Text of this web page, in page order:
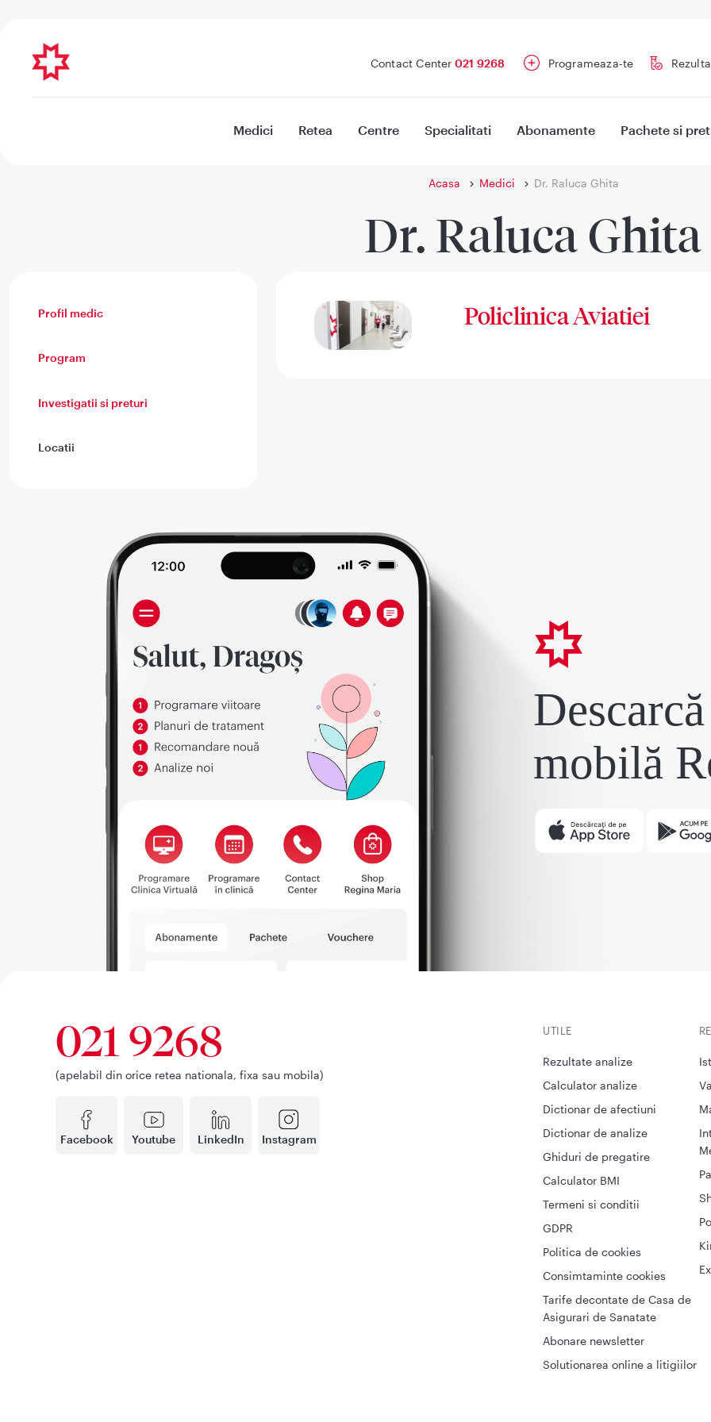
Contact Center 021 9268 Programeaza-te
Medici Retea Centre Specialitati Abonamente Pachete si
Acasa Medici Dr. Raluca Ghita
Dr. Raluca Ghita
Profil medic
Program
Investigatii si preturi
Locatii
Policlinica Aviatiei
mobilă
Facebook Youtube LinkedIn Instagram
021 9268
(apelabil din orice retea nationala, fixa sau mobila)
UTILE
Rezultate analize
Calculator analize
Dictionar de afectiuni
Dictionar de analize
Ghiduri de pregatire
Calculator BMI
Termeni si conditii
GDPR
Politica de cookies
Consimtaminte cookies
Tarife decontate de Casa de
Asigurari de Sanatate
Abonare newsletter
Solutionarea online a litigiilor